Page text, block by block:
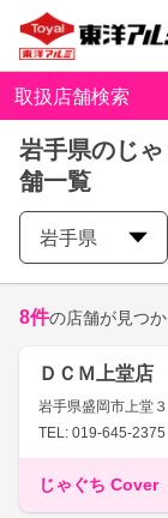
取扱店舗検索
岩手県のじ
舗一覧
岩手県
8件の店舗が見つ
ＤＣＭ上堂店
岩手県盛岡市上堂
TEL: 019-645-2375
じゃぐち